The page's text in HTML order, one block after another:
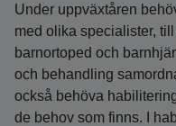
Under uppväxtåren
med olika specialister,
barnortoped och
och behandling
också behöva
de behov som finns. I